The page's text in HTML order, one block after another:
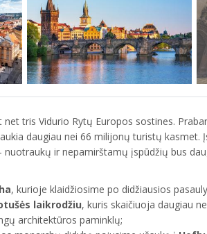
tris Vidurio Rytų Europos sostines.
daugiau nei 66 milijonų turistų kasmet.
ir nepamirštamų įspūdžių bus
, kurioje klaidžiosime po didžiausios
laikrodžiu, kuris skaičiuoja daugiau
architektūros paminklų;